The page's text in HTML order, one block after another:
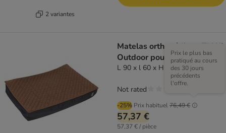
2 variantes
Matelas orthopédique TIAKI
Outdoor pour chien
L 90 x l 60 x H 15 cm
-25% Prix habituel76,49 €
Prix le plus bas
pratiqué au cours
des 30 jours
précédents
l'offre.
57,37 €
57,37 € / pièce
Not rated